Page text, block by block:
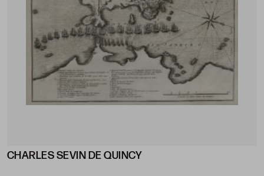
CHARLES SEVIN DE QUINCY